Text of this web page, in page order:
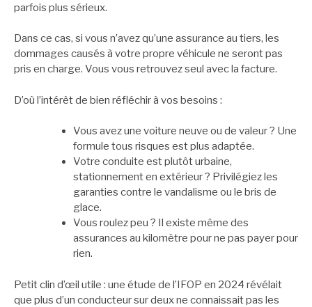
parfois plus sérieux.
Dans ce cas, si vous n’avez qu’une assurance au tiers, les
dommages causés à votre propre véhicule ne seront pas
pris en charge. Vous vous retrouvez seul avec la facture.
D’où l’intérêt de bien réfléchir à vos besoins :
Vous avez une voiture neuve ou de valeur ? Une
formule tous risques est plus adaptée.
Votre conduite est plutôt urbaine,
stationnement en extérieur ? Privilégiez les
garanties contre le vandalisme ou le bris de
glace.
Vous roulez peu ? Il existe même des
assurances au kilomètre pour ne pas payer pour
rien.
Petit clin d’œil utile : une étude de l’IFOP en 2024 révélait
que plus d’un conducteur sur deux ne connaissait pas les